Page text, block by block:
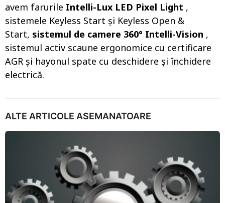
avem farurile Intelli-Lux LED Pixel Light ,
sistemele Keyless Start și Keyless Open &
Start, sistemul de camere 360° Intelli-Vision ,
sistemul activ scaune ergonomice cu certificare
AGR și hayonul spate cu deschidere și închidere
electrică.
ALTE ARTICOLE ASEMANATOARE